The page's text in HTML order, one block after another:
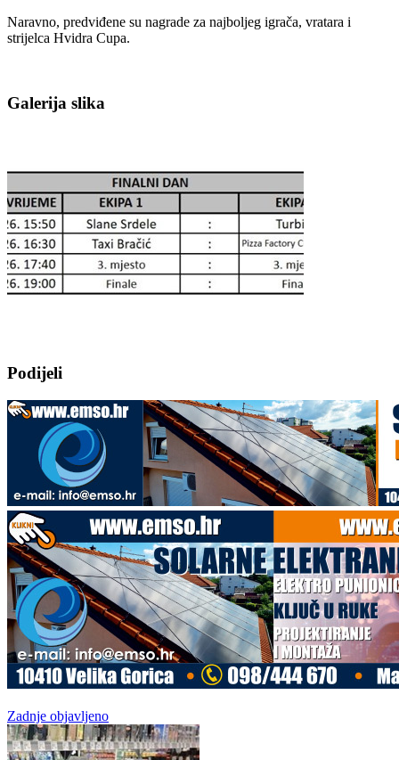
Naravno, predviđene su nagrade za najboljeg igrača, vratara i
strijelca Hvidra Cupa.
Galerija slika
Podijeli
Zadnje objavljeno